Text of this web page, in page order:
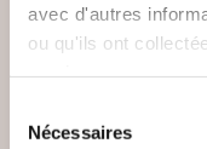
avec d'autres
ou qu'ils ont
Nécessaires